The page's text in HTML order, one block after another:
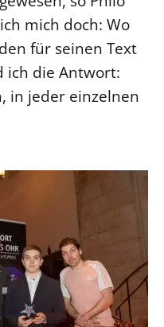
mich doch: Wo
für seinen Text
ich die Antwort:
in jeder einzelnen